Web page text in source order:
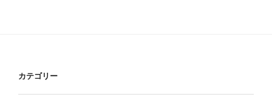
カテゴリー